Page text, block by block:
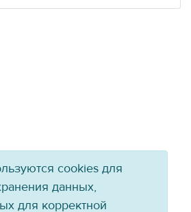
cookies для
данных,
для корректной